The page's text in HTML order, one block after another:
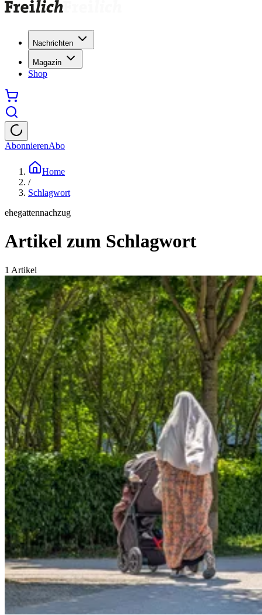
Nachrichten
Magazin
Shop
AbonnierenAbo
Home
/
Schlagwort
ehegattennachzug
Artikel zum Schlagwort
1 Artikel